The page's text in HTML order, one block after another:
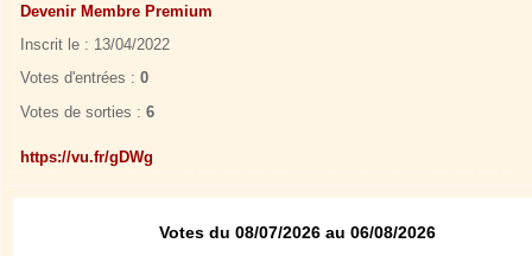
Devenir Membre Premium
Inscrit le : 13/04/2022
Votes d'entrées : 0
Votes de sorties : 6
https://vu.fr/gDWg
Votes du 08/07/2026 au 06/08/2026